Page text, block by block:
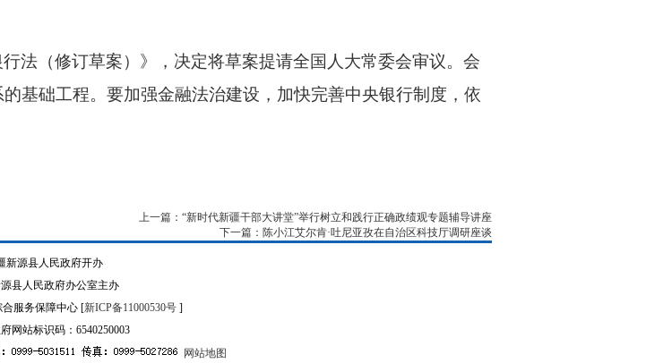
法（修订草案）》，决定将草案提请全国人大常委会审议。会
基础工程。要加强金融法治建设，加快完善中央银行制度，依
上一篇：“新时代新疆干部大讲堂”举行树立和践行正确政绩观专题辅导讲座
下一篇：陈小江艾尔肯·吐尼亚孜在自治区科技厅调研座谈
新源县人民政府开办
县人民政府办公室主办
服务保障中心 [新ICP备11000530号]
网站标识码：6540250003
网站地图